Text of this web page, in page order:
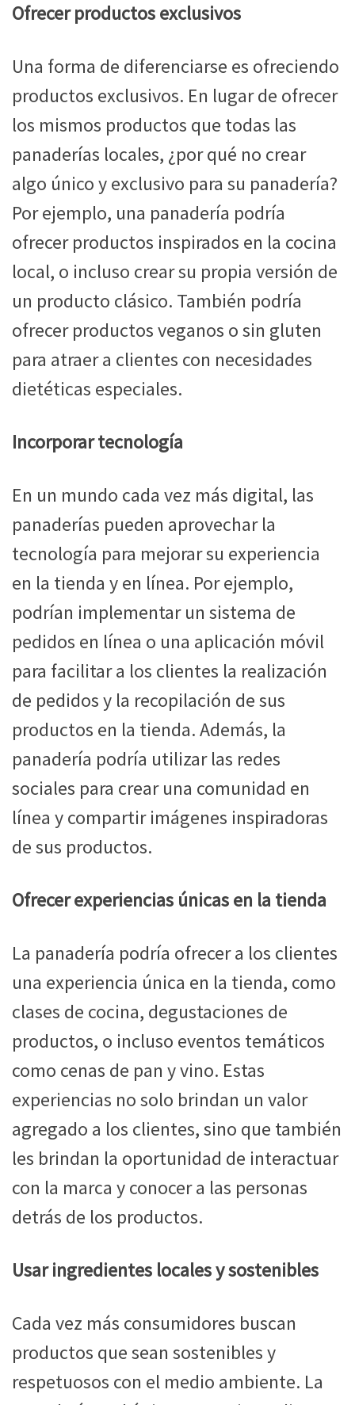
Ofrecer productos exclusivos
Una forma de diferenciarse es ofreciendo
productos exclusivos. En lugar de ofrecer
los mismos productos que todas las
panaderías locales, ¿por qué no crear
algo único y exclusivo para su panadería?
Por ejemplo, una panadería podría
ofrecer productos inspirados en la cocina
local, o incluso crear su propia versión de
un producto clásico. También podría
ofrecer productos veganos o sin gluten
para atraer a clientes con necesidades
dietéticas especiales.
Incorporar tecnología
En un mundo cada vez más digital, las
panaderías pueden aprovechar la
tecnología para mejorar su experiencia
en la tienda y en línea. Por ejemplo,
podrían implementar un sistema de
pedidos en línea o una aplicación móvil
para facilitar a los clientes la realización
de pedidos y la recopilación de sus
productos en la tienda. Además, la
panadería podría utilizar las redes
sociales para crear una comunidad en
línea y compartir imágenes inspiradoras
de sus productos.
Ofrecer experiencias únicas en la tienda
La panadería podría ofrecer a los clientes
una experiencia única en la tienda, como
clases de cocina, degustaciones de
productos, o incluso eventos temáticos
como cenas de pan y vino. Estas
experiencias no solo brindan un valor
agregado a los clientes, sino que también
les brindan la oportunidad de interactuar
con la marca y conocer a las personas
detrás de los productos.
Usar ingredientes locales y sostenibles
Cada vez más consumidores buscan
productos que sean sostenibles y
respetuosos con el medio ambiente. La